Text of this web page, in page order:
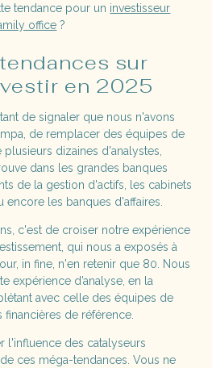
tendance pour un investisseur
office ?
sur
en 2025
de signaler que nous n'avons
de remplacer des équipes de
dizaines d'analystes,
dans les grandes banques
de la gestion d'actifs, les cabinets
les banques d'affaires.
c'est de croiser notre expérience
qui nous a exposés à
in fine, n'en retenir que 80. Nous
expérience d’analyse, en la
avec celle des équipes de
de référence.
l'influence des catalyseurs
ces méga-tendances. Vous ne